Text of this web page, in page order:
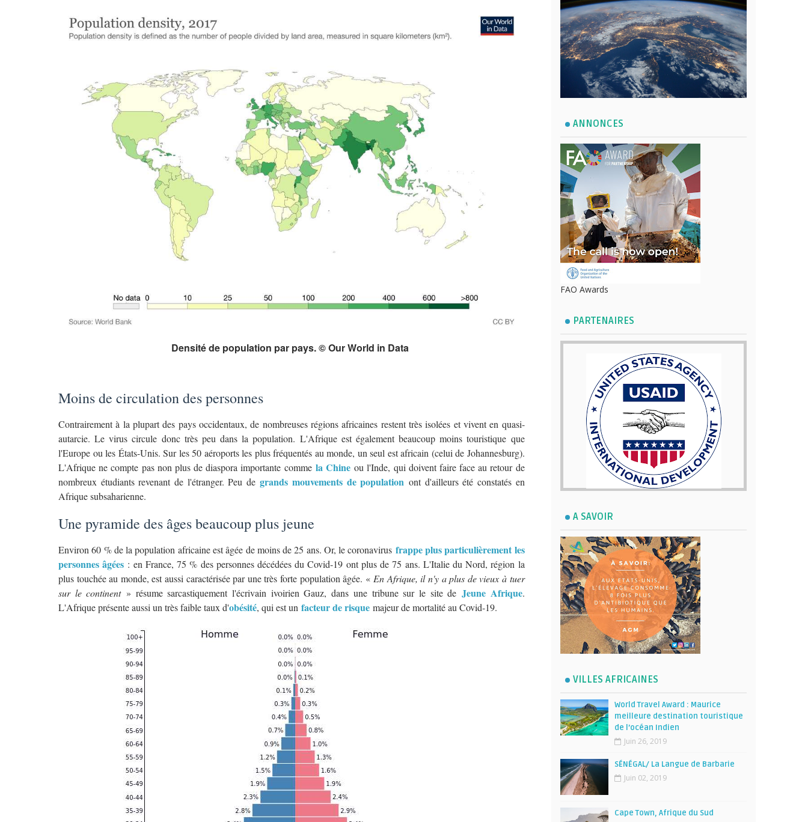
Densité de population par pays. © Our World in Data
Moins de circulation des personnes
Contrairement à la plupart des pays occidentaux, de nombreuses régions africaines restent très isolées et vivent en quasi-
autarcie. Le virus circule donc très peu dans la population. L'Afrique est également beaucoup moins touristique que
l'Europe ou les États-Unis. Sur les 50 aéroports les plus fréquentés au monde, un seul est africain (celui de Johannesburg).
L'Afrique ne compte pas non plus de diaspora importante comme la Chineou l'Inde, qui doivent faire face au retour de
nombreux étudiants revenant de l'étranger. Peu degrands mouvements de population ont d'ailleurs été constatés en
Afrique subsaharienne.
Une pyramide des âges beaucoup plus jeune
Environ 60 % de la population africaine est âgée de moins de 25 ans. Or, le coronavirus frappe plus particulièrement les
personnes âgées : en France, 75 % des personnes décédées du Covid-19 ont plus de 75 ans. L'Italie du Nord, région la
plus touchée au monde, est aussi caractérisée par une très forte population âgée. « En Afrique, il n'y a plus de vieux à tuer
sur le continent» résume sarcastiquement l'écrivain ivoirien Gauz, dans une tribune sur le site de Jeune Afrique.
L'Afrique présente aussi un très faible taux d'obésité, qui est un facteur de risque majeur de mortalité au Covid-19.
ANNONCES
FAO Awards
PARTENAIRES
A SAVOIR
VILLES AFRICAINES
World Travel Award : Maurice
meilleure destination touristique
de l’océan Indien
Juin 26, 2019
SÉNÉGAL/ La Langue de Barbarie
Juin 02, 2019
Cape Town, Afrique du Sud